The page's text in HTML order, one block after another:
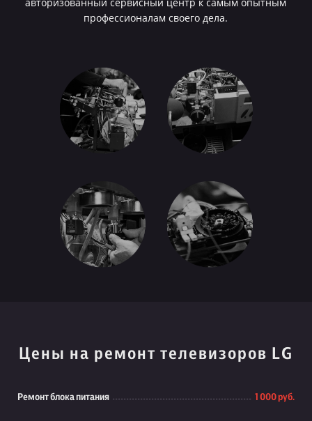
профессионалам своего дела.
Цены на ремонт телевизоров LG
Ремонт блока питания 1 000 руб.